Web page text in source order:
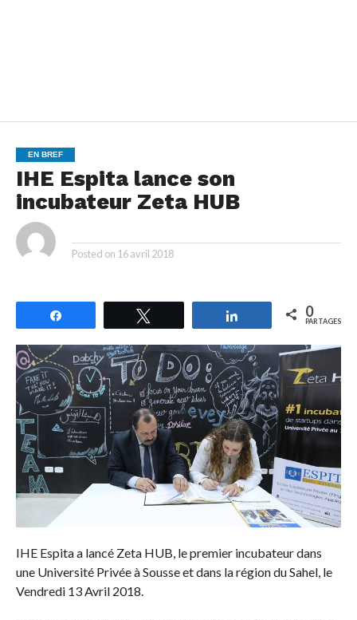
EN BREF
IHE Espita lance son
incubateur Zeta HUB
Posted on 16 avril 2018
Partagez 0
PARTAGES
IHE Espita a lancé Zeta HUB, le premier incubateur dans
une Université Privée à Sousse et dans la région du Sahel, le
Vendredi 13 Avril 2018.